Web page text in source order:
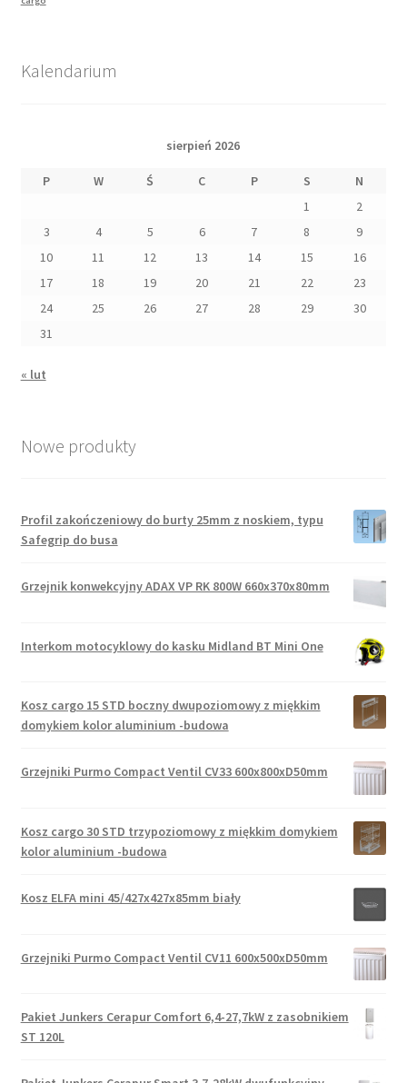
Kalendarium
sierpień 2026
P W Ś C P S
N
1
2
3
4 5 6 7 8
9
10
11 12 13 14 15
16
17
18 19 20 21 22
23
24
25 26 27 28 29
30
31
« lut
Nowe produkty
Profil zakończeniowy do burty 25mm z noskiem, typu
Safegrip do busa
Grzejnik konwekcyjny ADAX VP RK 800W 660x370x80mm
Interkom motocyklowy do kasku Midland BT Mini One
Kosz cargo 15 STD boczny dwupoziomowy z miękkim
domykiem kolor aluminium -budowa
Grzejniki Purmo Compact Ventil CV33 600x800xD50mm
Kosz cargo 30 STD trzypoziomowy z miękkim domykiem
kolor aluminium -budowa
Kosz ELFA mini 45/427x427x85mm biały
Grzejniki Purmo Compact Ventil CV11 600x500xD50mm
Pakiet Junkers Cerapur Comfort 6,4-27,7kW z zasobnikiem
ST 120L